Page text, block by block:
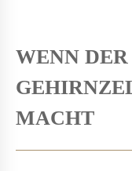
WENN
MACHT